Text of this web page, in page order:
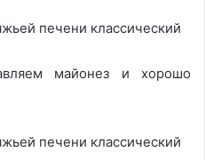
майонез и хорошо